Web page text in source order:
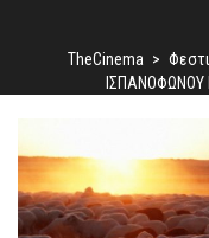
TheCinema >